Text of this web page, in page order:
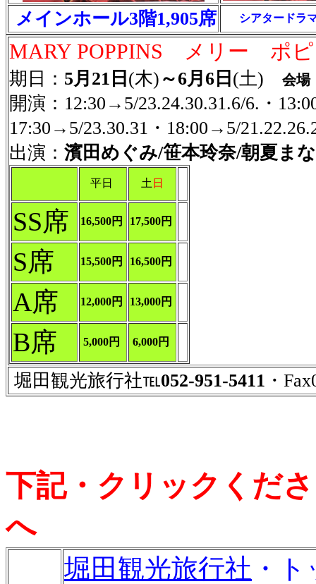
メインホール3階1,905席 シアタードラ
MARY POPPINS メリー ポ
期日： 5月21日 (木) ～6月6日 (土) 会場
開演：12:30→5/23.24.30.31.6/6.・
17:30→5/23.30.31・18:00→5/
出演： 濱田めぐみ/笹本玲奈/朝夏ま
平日 土 日
SS席 16,500円 17,500円
S席 15,500円 16,500円
A席 12,000円 13,000円
B席 5,000円 6,000円
堀田観光旅行社℡052-951-5411 ・
下記・クリックくだ
へ
堀田観光旅行社 ・